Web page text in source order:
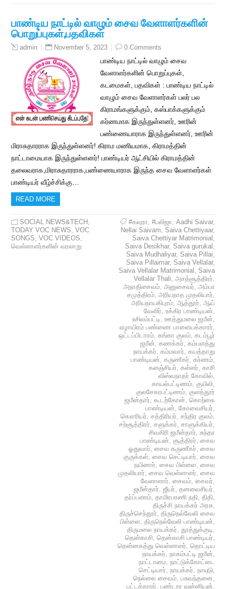
பாண்டிய நாட்டில் வாழும் சைவ வேளாளர்களின்
பொறுப்புகள்,பதவிகள்
admin November 5, 2023 0 Comments
பாண்டிய நாட்டில் வாழும் சைவ
வேளாளர்களின் பொறுப்புகள்,
கடமைகள், பதவிகள் : பாண்டிய நாட்டில்
வாழும் சைவ வேளாளர்கள் பலர் பல
கிராமங்களுக்கும், கஸ்பாக்களுக்கும்
கர்ணமாக இருந்துள்ளனர், ஊரின்
பண்ணையாராக இருந்துள்ளனர், ஊரின்
மிராசுதாரராக இருந்துள்ளனர்! கிராம மணியமாக, கிராமத்தின்
நாட்டாமையாக இருந்துள்ளனர்! பாண்டியர் ஆட்சியில் கிராமத்தின்
தலைவராக,மிராசுதாரராக,பண்ணையாராக இருந்த சைவ வேளாளர்கள்
பாண்டியர் வீழ்ச்சிக்கு…
READ MORE
SOCIAL NEWS&TECH ,
TODAY VOC NEWS,VOC
SONGS,VOC VIDEOS,
வெள்ளாளர்களின் வரலாறு
#கவுரா, #பலிஜா, Aadhi Saivar,
Nellai Saivam, Saiva Chettiyaar,
Saiva Chettiyar Matrimonial ,
Saiva Desikhar, Saiva gurukal ,
Saiva Mudhaliyar, Saiva Pillai,
Saiva Pillaimar, Saiva Vellalar,
Saiva Vellalar Matrimonial , Saiva
Vellalar Thali, அசத்சூத்திரர்,
அநாதிசைவம், அனுசைவர், அம்பா
சமுத்திரம், அரியநாத முதலியார்,
அரியநாயகிபுரம், ஆத்தூர், ஆய்
வேளிர், உக்கிர பாண்டியன்,
உசிலம்பட்டி, ஊத்துமலை ஜமீன்,
ஏழாயிரம் பண்ணை பாளையக்காரர்,
ஒட்டப்பிடாரம், கங்கா குலம், கடம்பூர்
ஜமீன், கணக்கர், கம்பளத்து
நாயக்கர், கம்மவார், கயத்தாறு
பாண்டியன், கருணீகர், கர்ணம்,
களஞ்சியர், கள்ளர், காசி
விஸ்வநாதர் கோவில்,
காயல்பட்டிணம், குயிலி,
குலசேகரபட்டிணம், குளத்தூர்
ஜமீன்தார், கூடற்கோன், கொற்கை
பாண்டியன், கோவைசியர்,
கௌரியர், சத்திரியர், சந்திர குலம்,
சற்சூத்திரர், சளுக்கர், சாளுக்கியர்,
சிவகிரி ஜமீன்தார், சுந்தர
பாண்டியன், சூத்திரர், சைவ
ஓதுவார், சைவ கருணீகர், சைவ
குருக்கள், சைவ செட்டியார், சைவ
நயினார், சைவ பிள்ளை, சைவ
முதலியார், சைவ வெள்ளாளர், சைவ
வேளாளார், சைவம், சைவர்,
ஜமீன்தார், ஜீயர், தனவைசியர்,
தர்ப்பணம், தாமிரபரணி நதி, திதி,
திருச்சி நாயக்கர் அரசு,
திருச்செந்தூர், திருநெல்வேலி சைவ
பிள்ளை, திருநெல்வேலி பாண்டியன்,
திருமலை நாயக்கர், தூத்துக்குடி,
தென்காசி, தென்காசி பாண்டியர்,
தென்னகத்து வெள்ளாளர், தொட்டிய
நாயக்கர், நாகம்பட்டி ஜமீன்,
நாட்டாமை, நாட்டுக்கோட்டை
செட்டியார், நாயக்கர், நாயுடு,
நெல்லை சைவம், பசுவந்தனை,
பட்டக்காரர், பண்டார வன்னியன்,